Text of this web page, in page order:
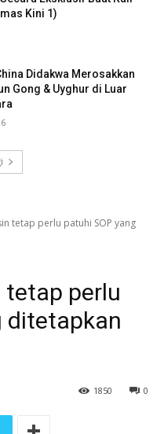
Kini 1)
Didakwa Merosakkan
Gong & Uyghur di Luar